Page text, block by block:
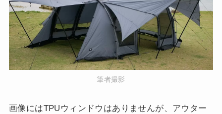
筆者撮影
画像にはTPUウィンドウはありませんが、アウター